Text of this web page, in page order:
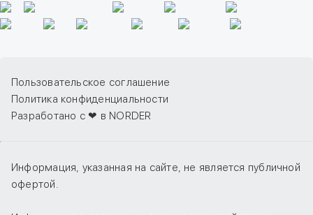
Пользовательское соглашение
Политика конфиденциальности
Разработано с ❤ в NORDER
Информация, указанная на сайте, не является публичной
офертой.